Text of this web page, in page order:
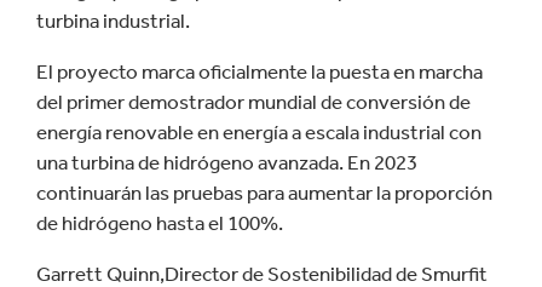
turbina industrial.
El proyecto marca oficialmente la puesta en marcha
del primer demostrador mundial de conversión de
energía renovable en energía a escala industrial con
una turbina de hidrógeno avanzada. En 2023
continuarán las pruebas para aumentar la proporción
de hidrógeno hasta el 100%.
Garrett Quinn,Director de Sostenibilidad de Smurfit